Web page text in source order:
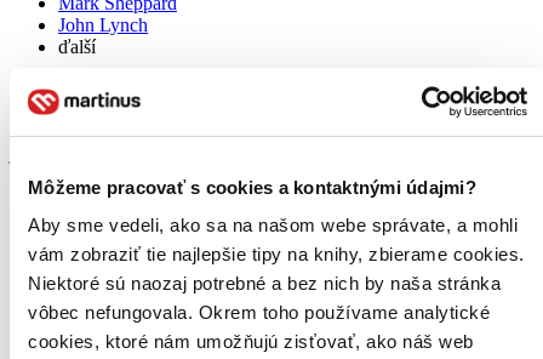
Môžeme pracovať s cookies a kontaktnými údajmi?
Aby sme vedeli, ako sa na našom webe správate, a mohli
vám zobraziť tie najlepšie tipy na knihy, zbierame cookies.
Niektoré sú naozaj potrebné a bez nich by naša stránka
vôbec nefungovala. Okrem toho používame analytické
cookies, ktoré nám umožňujú zisťovať, ako náš web
John Lynch
ďalší
Držitel Ceny Akademie® Daniel Day-Lewis* předvádí úžasný
herecký výkon ve strhujícím dramatu o patnáctiletém boji a
konečném triumfálním vítězství nad krutou nespravedlností. Film Ve
Blu-ray film
Do 4 – 6 dní
Tento produkt momentálne nemáme na sklade, ale zvyčajne
vám ho vieme zabezpečiť a odoslať do 4 – 6 dní. A
posnažíme sa aj trochu rýchlejšie!
Pridať do zoznamu
Vložiť do košíka